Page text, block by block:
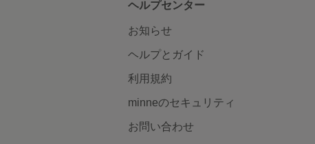
ヘルプセンター
お知らせ
ヘルプとガイド
利用規約
minneのセキュリティ
お問い合わせ